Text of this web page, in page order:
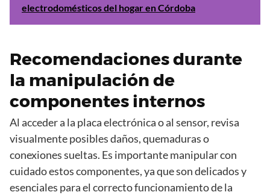
electrodomésticos del hogar en Córdoba
Recomendaciones durante
la manipulación de
componentes internos
Al acceder a la placa electrónica o al sensor, revisa
visualmente posibles daños, quemaduras o
conexiones sueltas. Es importante manipular con
cuidado estos componentes, ya que son delicados y
esenciales para el correcto funcionamiento de la